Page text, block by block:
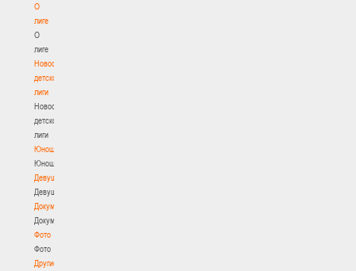
О
лиге
О
лиге
Новости
детской
лиги
Новости
детской
лиги
Юноши
Юноши
Девушки
Девушки
Документы
Документы
Фото
Фото
Другие